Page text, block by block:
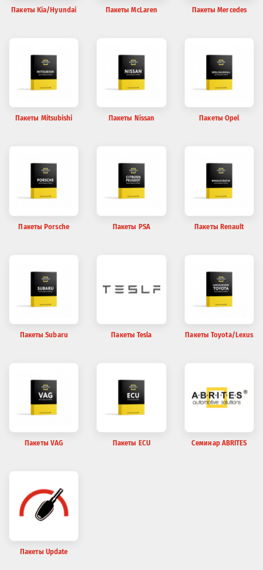
Пакеты Kia/Hyundai Пакеты McLaren Пакеты Mercedes
Пакеты Mitsubishi Пакеты Nissan Пакеты Opel
Пакеты Porsche Пакеты PSA Пакеты Renault
Пакеты Subaru Пакеты Tesla Пакеты Toyota/Lexus
Пакеты VAG Пакеты ECU Семинар ABRITES
Пакеты Update